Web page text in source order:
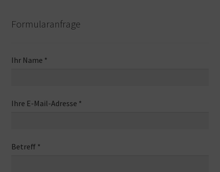
Formularanfrage
Ihr Name *
Ihre E-Mail-Adresse *
Betreff *